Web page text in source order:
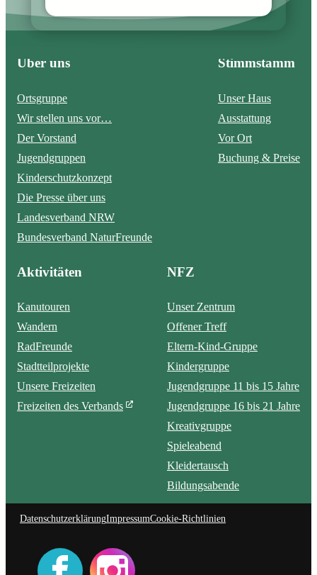
Über uns
Ortsgruppe
Wir stellen uns vor…
Der Vorstand
Jugendgruppen
Kinderschutzkonzept
Die Presse über uns
Landesverband NRW
Bundesverband NaturFreunde
Stimmstamm
Unser Haus
Ausstattung
Vor Ort
Buchung & Preise
Aktivitäten
Kanutouren
Wandern
RadFreunde
Stadtteilprojekte
Unsere Freizeiten
Freizeiten des Verbands
NFZ
Unser Zentrum
Offener Treff
Eltern-Kind-Gruppe
Kindergruppe
Jugendgruppe 11 bis 15 Jahre
Jugendgruppe 16 bis 21 Jahre
Kreativgruppe
Spieleabend
Kleidertausch
Bildungsabende
DatenschutzerklärungImpressumCookie-Richtlinien